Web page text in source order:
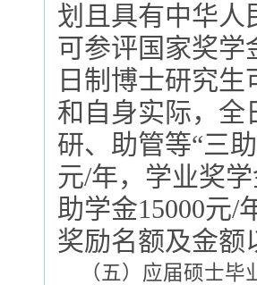
划且具有中华人
可参评国家奖学
日制博士研究
和自身实际，全
研、助管等“三
元/年，学业奖
助学金15000元/
奖励名额及金额
（五）应届硕士